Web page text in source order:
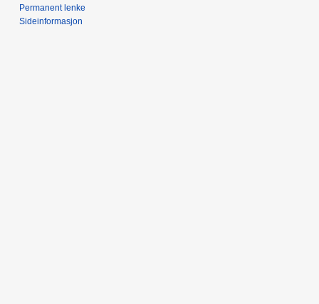
Permanent lenke
Sideinformasjon